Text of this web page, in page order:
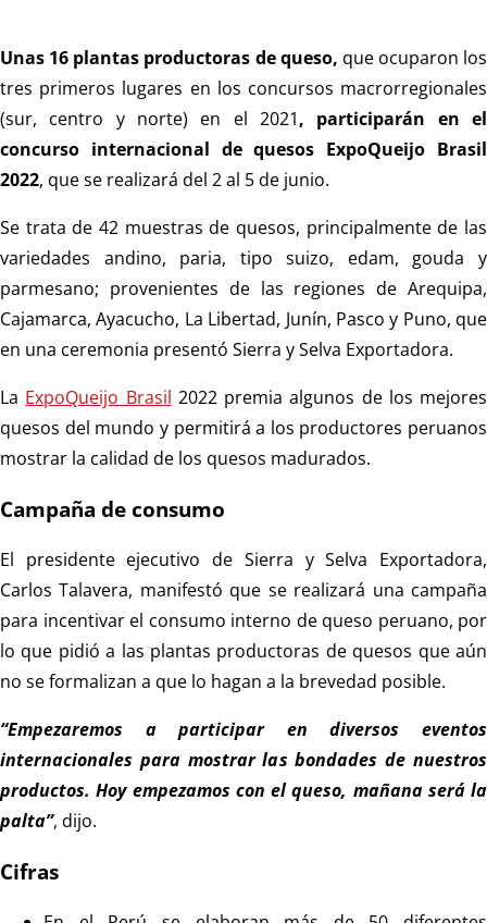
Unas 16 plantas productoras de queso, que ocuparon los
tres primeros lugares en los concursos macrorregionales
(sur, centro y norte) en el 2021, participarán en el
concurso internacional de quesos ExpoQueijo Brasil
2022, que se realizará del 2 al 5 de junio.
Se trata de 42 muestras de quesos, principalmente de las
variedades andino, paria, tipo suizo, edam, gouda y
parmesano; provenientes de las regiones de Arequipa,
Cajamarca, Ayacucho, La Libertad, Junín, Pasco y Puno, que
en una ceremonia presentó Sierra y Selva Exportadora.
La ExpoQueijo Brasil 2022 premia algunos de los mejores
quesos del mundo y permitirá a los productores peruanos
mostrar la calidad de los quesos madurados.
Campaña de consumo
El presidente ejecutivo de Sierra y Selva Exportadora,
Carlos Talavera, manifestó que se realizará una campaña
para incentivar el consumo interno de queso peruano, por
lo que pidió a las plantas productoras de quesos que aún
no se formalizan a que lo hagan a la brevedad posible.
“Empezaremos a participar en diversos eventos
internacionales para mostrar las bondades de nuestros
productos. Hoy empezamos con el queso, mañana será la
palta”, dijo.
Cifras